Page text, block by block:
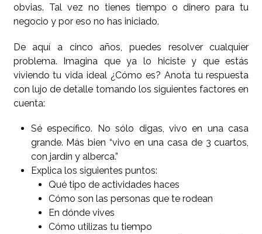
obvias. Tal vez no tienes tiempo o dinero para tu
negocio y por eso no has iniciado.
De aquí a cinco años, puedes resolver cualquier
problema. Imagina que ya lo hiciste y que estás
viviendo tu vida ideal ¿Cómo es? Anota tu respuesta
con lujo de detalle tomando los siguientes factores en
cuenta:
Sé específico. No sólo digas, vivo en una casa
grande. Más bien “vivo en una casa de 3 cuartos,
con jardín y alberca.”
Explica los siguientes puntos:
Qué tipo de actividades haces
Cómo son las personas que te rodean
En dónde vives
Cómo utilizas tu tiempo